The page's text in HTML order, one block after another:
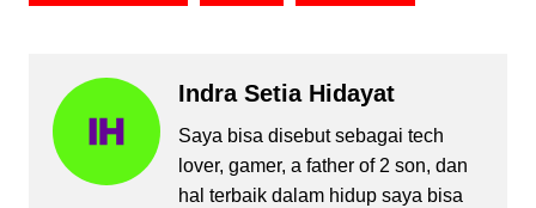
Indra Setia Hidayat
Saya bisa disebut sebagai tech
lover, gamer, a father of 2 son, dan
hal terbaik dalam hidup saya bisa